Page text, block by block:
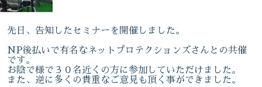
先日、告知したセミナーを開催しました。
NP後払いで有名なネットプロテクションズさんとの共催
です。
お陰で様で３０名近くの方に参加していただけました。
また、逆に多くの貴重なご意見も頂く事ができました。